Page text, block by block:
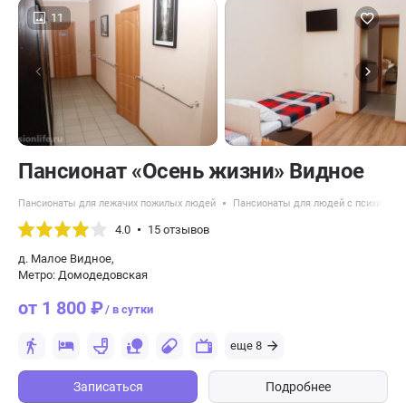
11
Пансионат «Осень жизни» Видное
Пансионаты для лежачих пожилых людей Пансионаты для людей с
4.0 15 отзывов
д. Малое Видное,
Метро: Домодедовская
от 1 800 ₽/ в сутки
еще 8
Записаться Подробнее